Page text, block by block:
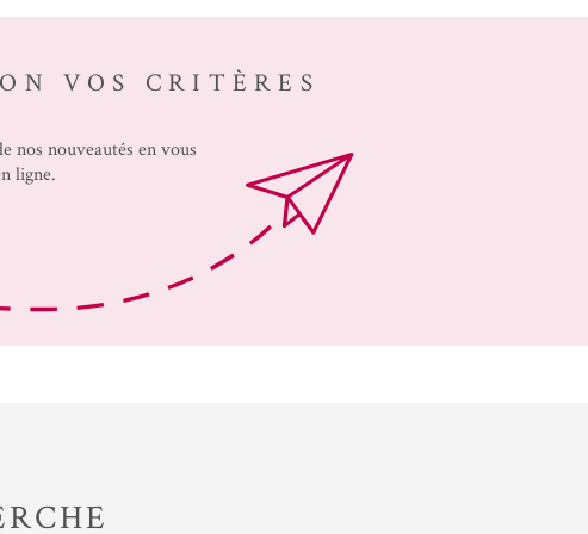
VOS CRITÈRES
nos nouveautés en vous
ligne.